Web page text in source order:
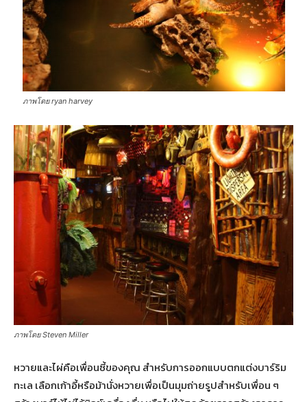
ภาพโดย ryan harvey
ภาพโดย Steven Miller
หวายและไผ่คือเพื่อนซี้ของคุณ สำหรับการออกแบบตกแต่งบาร์ริม
ทะเล เลือกเก้าอี้หรือม้านั่งหวายเพื่อเป็นมุมถ่ายรูปสำหรับเพื่อน ๆ